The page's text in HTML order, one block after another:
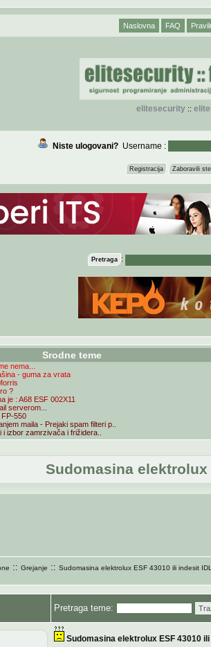
Naslovna FAQ
elitesecurity::
Niste ulogovani?Username :
Registracija Zaboravili
Pretraga :
Srodne teme
nema...
- guma za vrata
?
je : A68 ESF 002X11
serverom...
550
maila - Prejaki spam filteri p..
izbor zamrzivača i frižidera..
Sudomasina elektrolux
:: Grejanje :: Sudomasina elektrolux ESF 43010 ili indesit
Pretraga teme:
Sudomasina elektrolux ESF 43010